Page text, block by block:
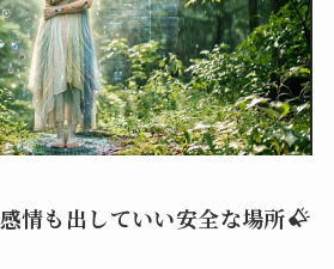
情も出していい安全な場所